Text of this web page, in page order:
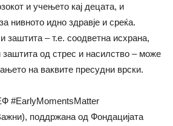
и учењето кај децата, и
нивното идно здравје и среќа.
заштита – т.е. соодветна исхрана,
од стрес и насилство – може
на ваквите пресудни врски.
#EarlyMomentsMatter
поддржана од Фондацијата